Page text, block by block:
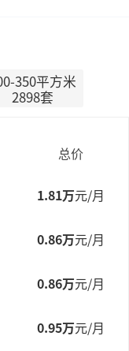
350平方米
2898套
总价
1.81万元/月
0.86万元/月
0.86万元/月
0.95万元/月